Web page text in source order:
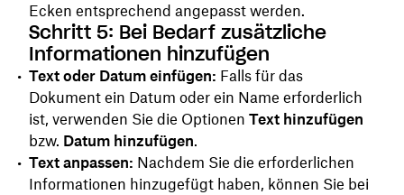
Ecken entsprechend angepasst werden.
Schritt 5: Bei Bedarf zusätzliche
Informationen hinzufügen
Text oder Datum einfügen: Falls für das
Dokument ein Datum oder ein Name erforderlich
ist, verwenden Sie die Optionen Text hinzufügen
bzw. Datum hinzufügen.
Text anpassen: Nachdem Sie die erforderlichen
Informationen hinzugefügt haben, können Sie bei